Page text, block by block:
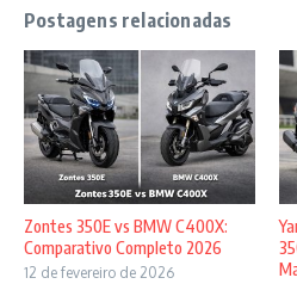
Postagens relacionadas
Zontes 350E vs BMW C400X:
Comparativo Completo 2026
12 de fevereiro de 2026